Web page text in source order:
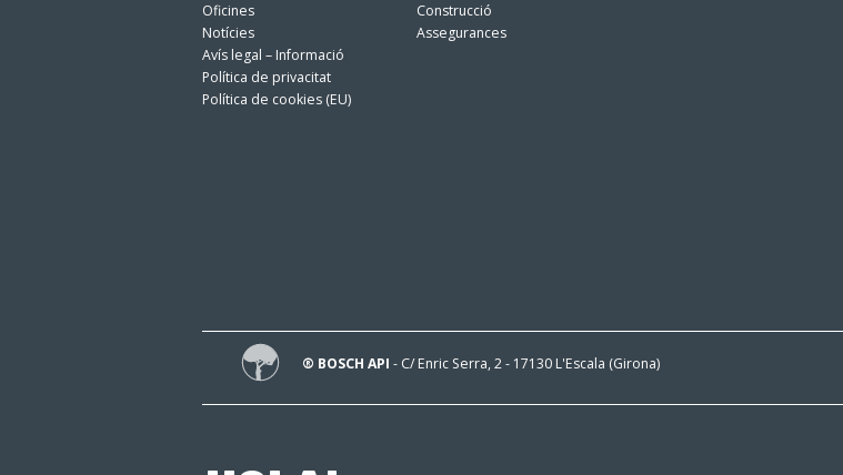
Oficines
Notícies
Avís legal – Informació
Política de privacitat
Política de cookies (EU)
Construcció
Assegurances
® BOSCH API - C/ Enric Serra, 2 - 17130 L'Escala (Girona)